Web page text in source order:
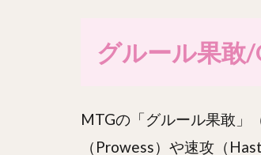
グルール果敢
MTGの「グルール果敢」
（Prowess）や速攻（